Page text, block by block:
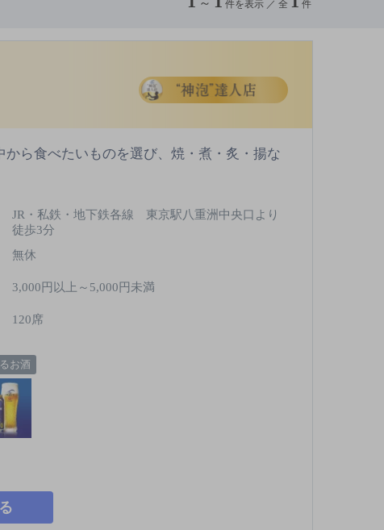
～ 件を表示 ／ 全 件
ら食べたいものを選び、焼・煮・炙・揚な
JR・私鉄・地下鉄各線 東京駅八重洲中央口より
徒歩3分
無休
3,000円以上～5,000円未満
120席
お酒